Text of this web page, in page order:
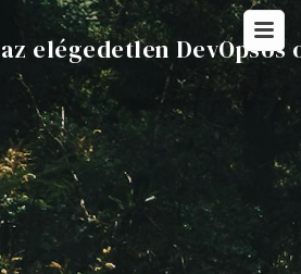
az elégedetlen DevOpsos